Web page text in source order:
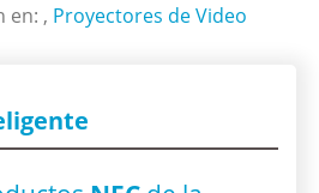
en: , Proyectores de Video